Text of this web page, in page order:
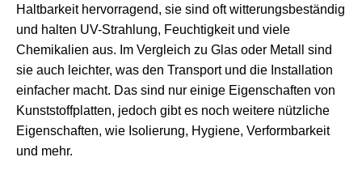
Haltbarkeit hervorragend, sie sind oft witterungsbeständig
und halten UV-Strahlung, Feuchtigkeit und viele
Chemikalien aus. Im Vergleich zu Glas oder Metall sind
sie auch leichter, was den Transport und die Installation
einfacher macht. Das sind nur einige Eigenschaften von
Kunststoffplatten, jedoch gibt es noch weitere nützliche
Eigenschaften, wie Isolierung, Hygiene, Verformbarkeit
und mehr.